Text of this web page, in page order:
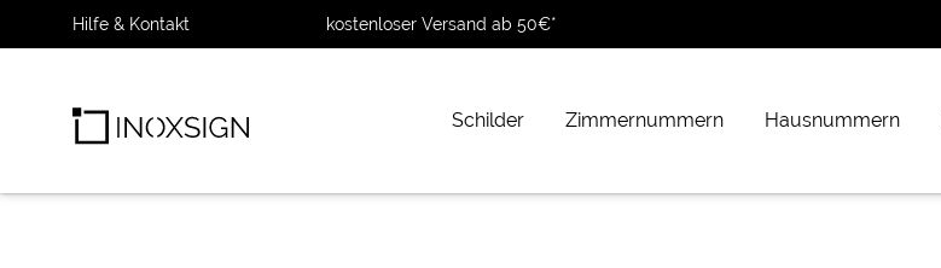
Hilfe & Kontakt kostenloser Versand ab 50€*
Schilder Zimmernummern Hausnummern